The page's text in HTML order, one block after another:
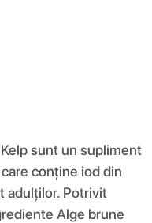
sunt un supliment
conține iod din
adulților. Potrivit
Alge brune